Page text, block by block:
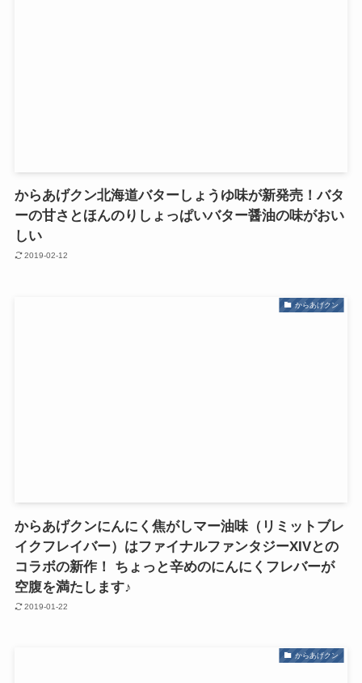
からあげクン北海道バターしょうゆ味が新発売！バタ
ーの甘さとほんのりしょっぱいバター醤油の味がおい
しい
2019-02-12
からあげクン
からあげクンにんにく焦がしマー油味（リミットブレ
イクフレイバー）はファイナルファンタジーXIVとの
コラボの新作！ ちょっと辛めのにんにくフレバーが
空腹を満たします♪
2019-01-22
からあげクン